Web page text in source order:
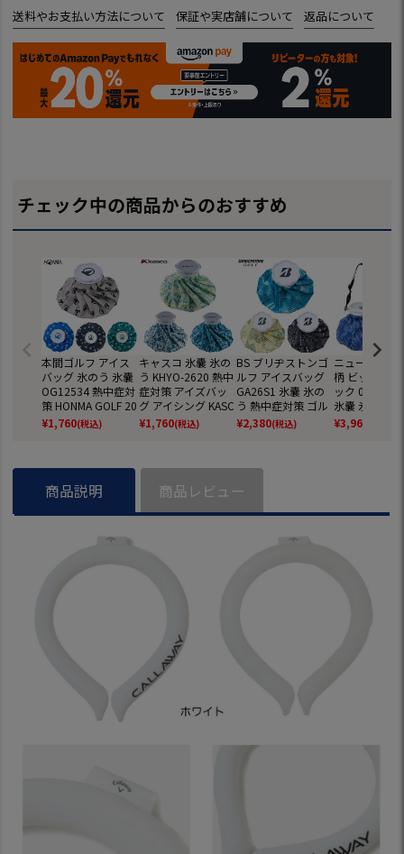
送料やお支払い方法について 保証や実店舗について 返品について
チェック中の商品からのおすすめ
本間ゴルフ アイス
バッグ 氷のう 氷嚢
OG12534 熱中症対
策 HONMA GOLF 20
26年モデル 日本正
規品
¥1,760(税込)
キャスコ 氷嚢 氷の
う KHYO-2620 熱中
症対策 アイズバッ
グ アイシング KASC
O 2026春夏モデル
日本正規品
¥1,760(税込)
BS ブリヂストンゴ
ルフ アイスバッグ
GA26S1 氷嚢 氷の
う 熱中症対策 ゴル
フ BRIDGESTONE
GOLF 2026年モデ
¥2,380(税込)
ニューバラン
柄 ビッグアイ
ック 012-
氷嚢 氷のう
ング 熱中症対
w balance
¥3,960
商品説明 商品レビュー